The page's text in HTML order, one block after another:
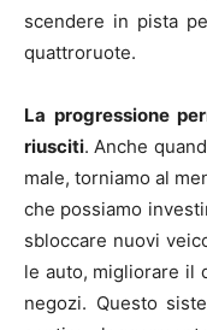
scendere in pista
quattroruote.
La progressione
riusciti. Anche
male, torniamo al
che possiamo
sbloccare nuovi
le auto, migliorare il
negozi. Questo